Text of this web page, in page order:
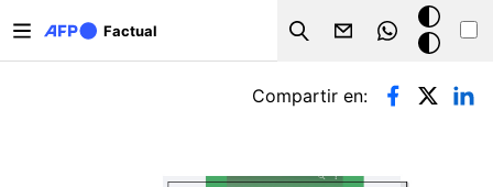
Factual
Search
Modo
oscuro
Solapas principales
Compartir en: